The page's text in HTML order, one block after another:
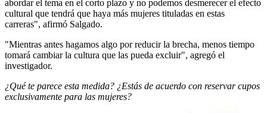
abordar el tema en el corto plazo y no podemos desmerecer el efecto
cultural que tendrá que haya más mujeres tituladas en estas
carreras", afirmó Salgado.
"Mientras antes hagamos algo por reducir la brecha, menos tiempo
tomará cambiar la cultura que las pueda excluir", agregó el
investigador.
¿Qué te parece esta medida? ¿Estás de acuerdo con reservar cupos
exclusivamente para las mujeres?